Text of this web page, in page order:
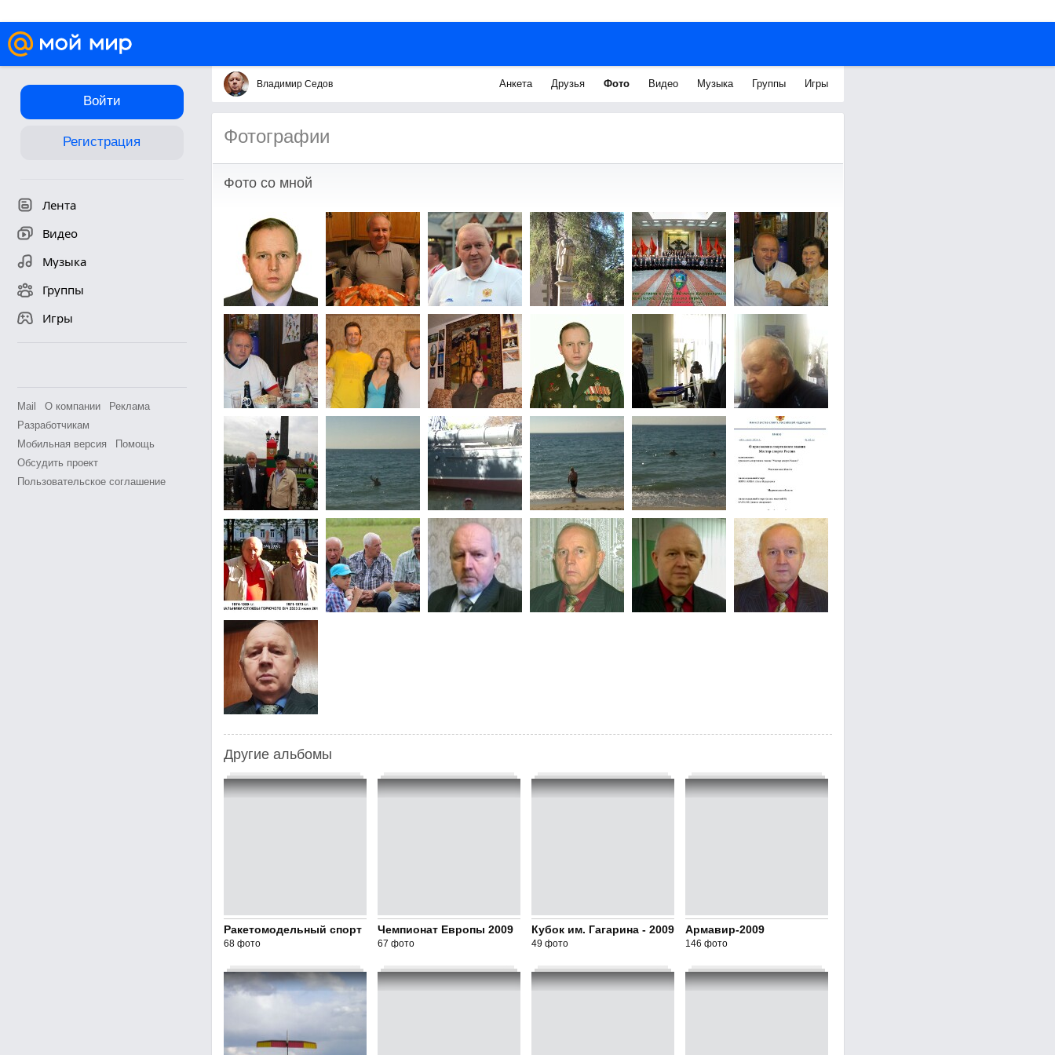
Войти
Регистрация
Лента
Видео
Музыка
Группы
Игры
Mail О компании
Реклама
Разработчикам
Мобильная версия
Помощь
Обсудить проект
Пользовательское соглашение
Владимир Седов Анкета Друзья Фото Видео Музыка Группы Игры
Фотографии
Фото со мной
Другие альбомы
Ракетомодельный спорт
68 фото
Чемпионат Европы 2009
67 фото
Кубок им. Гагарина - 2009
49 фото
Армавир-2009
146 фото